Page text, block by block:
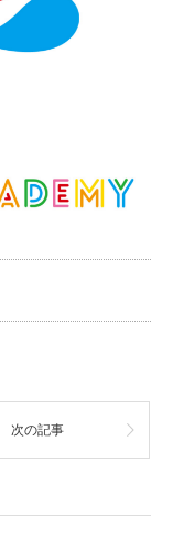
次の記事